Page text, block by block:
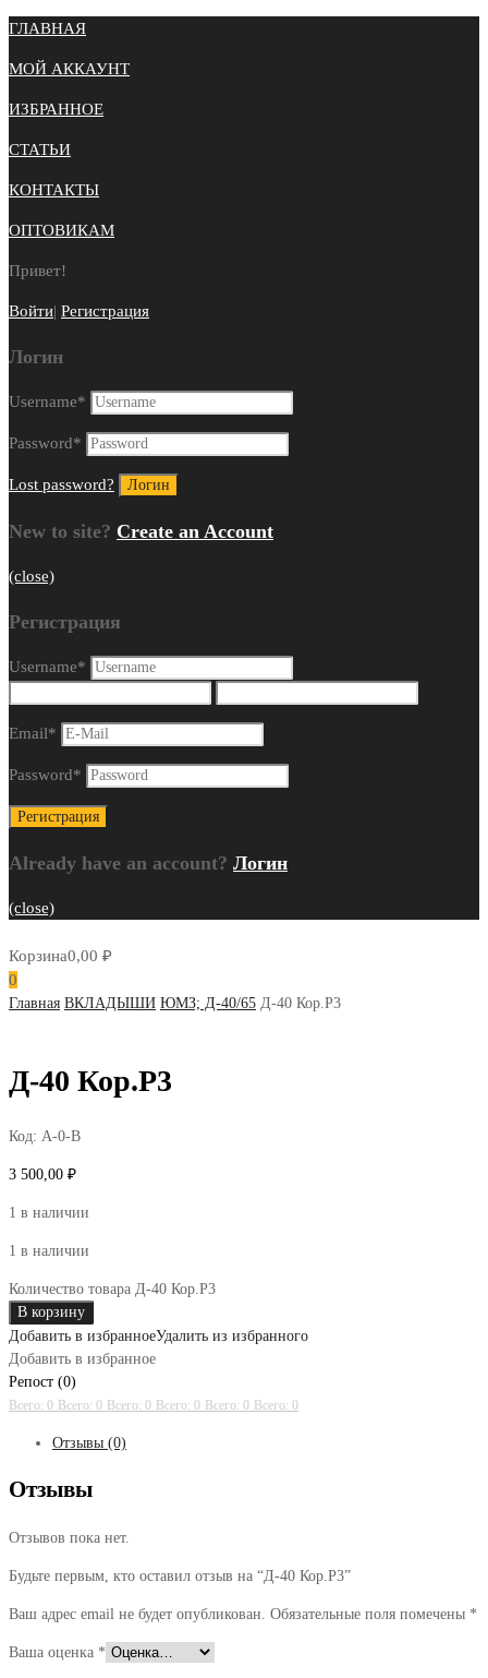
ГЛАВНАЯ
МОЙ АККАУНТ
ИЗБРАННОЕ
СТАТЬИ
КОНТАКТЫ
ОПТОВИКАМ
Привет!
Войти| Регистрация
Логин
Username*
Password*
Lost password?
New to site? Create an Account
(close)
Регистрация
Username*
Email*
Password*
Already have an account? Логин
(close)
Корзина0,00 ₽
0
Главная ВКЛАДЫШИ ЮМЗ; Д-40/65 Д-40 Кор.Р3
Д-40 Кор.Р3
Код: А-0-В
3 500,00 ₽
1 в наличии
1 в наличии
Количество товара Д-40 Кор.Р3
В корзину
Добавить в избранноеУдалить из избранного
Добавить в избранное
Репост (0)
Всего: 0 Всего: 0 Всего: 0 Всего: 0 Всего: 0 Всего: 0
Отзывы (0)
Отзывы
Отзывов пока нет.
Будьте первым, кто оставил отзыв на “Д-40 Кор.Р3”
Ваш адрес email не будет опубликован. Обязательные поля помечены *
Ваша оценка *